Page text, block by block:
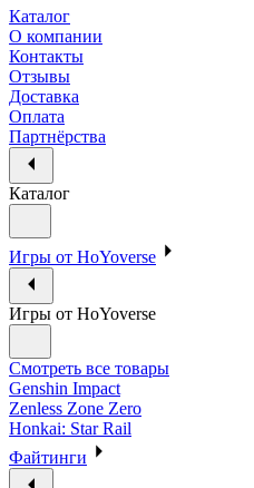
Каталог
О компании
Контакты
Отзывы
Доставка
Оплата
Партнёрства
Каталог
Игры от HoYoverse
Игры от HoYoverse
Смотреть все товары
Genshin Impact
Zenless Zone Zero
Honkai: Star Rail
Файтинги